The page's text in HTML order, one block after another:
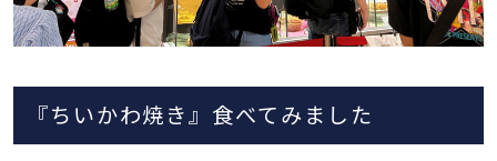
『ちいかわ焼き』食べてみました